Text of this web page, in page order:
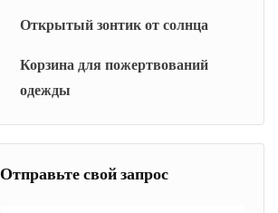
Открытый зонтик от солнца
Корзина для пожертвований
одежды
Отправьте свой запрос